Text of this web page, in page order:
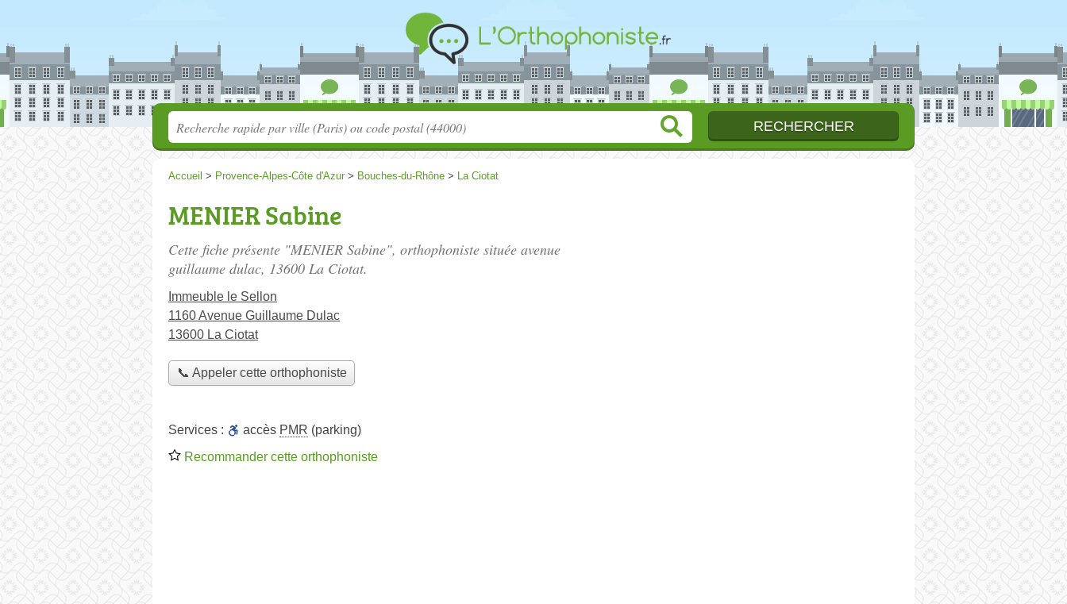
Accueil > Provence-Alpes-Côte d'Azur > Bouches-du-Rhône > La Ciotat
MENIER Sabine
Cette fiche présente "MENIER Sabine", orthophoniste située avenue
guillaume dulac, 13600 La Ciotat.
Immeuble le Sellon
1160 Avenue Guillaume Dulac
13600 La Ciotat
📞 Appeler cette orthophoniste
Services : accès PMR (parking)
Recommander cette orthophoniste